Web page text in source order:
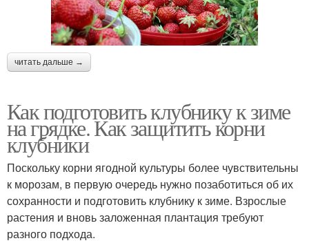
читать дальше →
Как подготовить клубнику к зиме
на грядке. Как защитить корни
клубники
Поскольку корни ягодной культуры более чувствительны
к морозам, в первую очередь нужно позаботиться об их
сохранности и подготовить клубнику к зиме. Взрослые
растения и вновь заложенная плантация требуют
разного подхода.